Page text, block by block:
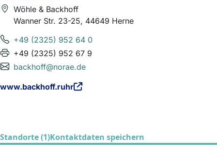
Wöhle & Backhoff
Wanner Str. 23-25, 44649 Herne
+49 (2325) 952 64 0
+49 (2325) 952 67 9
backhoff@norae.de
www.backhoff.ruhr
Standorte (1)Kontaktdaten speichern